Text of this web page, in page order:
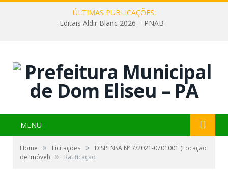
ÚLTIMAS PUBLICAÇÕES:
Editais Aldir Blanc 2026 – PNAB
MENU
Home » Licitações »
DISPENSA Nº 7/2021-0701001 (Locação
de Imóvel) » Ratificaçao